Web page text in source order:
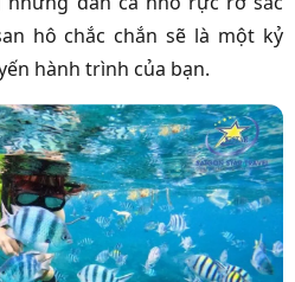
hô chắc chắn sẽ là một kỷ
hành trình của bạn.